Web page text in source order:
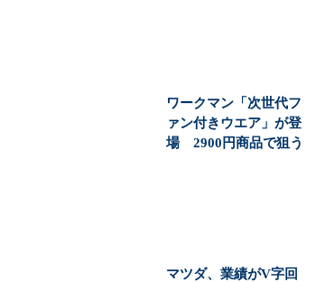
ワークマン「次世代フ
ァン付きウエア」が登
場 2900円商品で狙う
マツダ、業績がV字回